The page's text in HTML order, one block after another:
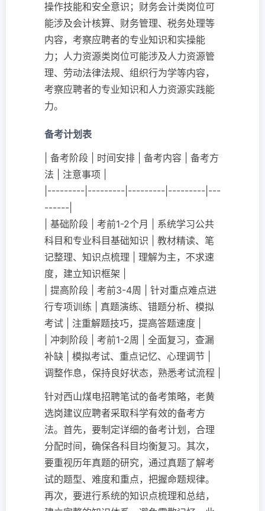
操作技能和安全意识；财务会计类岗位可
能涉及会计核算、财务管理、税务处理等
内容，考察应聘者的专业知识和实操能
力；人力资源类岗位可能涉及人力资源管
理、劳动法律法规、组织行为学等内容，
考察应聘者的专业知识和人力资源实践能
力。
备考计划表
| 备考阶段 | 时间安排 | 备考内容 | 备考方
法 | 注意事项 |
|---------|---------|---------|---------|---
------|
| 基础阶段 | 考前1-2个月 | 系统学习公共
科目和专业科目基础知识 | 教材精读、笔
记整理、知识点梳理 | 理解为主，不求速
度，建立知识框架 |
| 提高阶段 | 考前3-4周 | 针对重点难点进
行专项训练 | 真题演练、错题分析、模拟
考试 | 注重解题技巧，提高答题速度 |
| 冲刺阶段 | 考前1-2周 | 全面复习，查漏
补缺 | 模拟考试、重点记忆、心理调节 |
调整作息，保持良好状态，熟悉考试流程 |
针对西山煤电招聘笔试的备考策略，老黄
选岗建议应聘者采取科学有效的备考方
法。首先，要制定详细的备考计划，合理
分配时间，确保各科目均衡复习。其次，
要重视历年真题的研究，通过真题了解考
试的题型、难度和重点，把握命题规律。
再次，要进行系统的知识点梳理和总结，